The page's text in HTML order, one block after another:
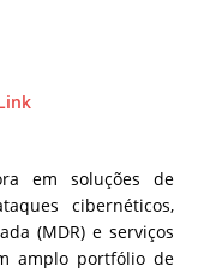
em soluções de
cibernéticos,
(MDR) e serviços
amplo portfólio de